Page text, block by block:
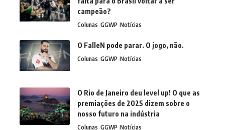
campeão?
Colunas GGWP Notícias
O FalleN pode parar. O jogo, não.
Colunas GGWP Notícias
O Rio de Janeiro deu level up! O que as
premiações de 2025 dizem sobre o
nosso futuro na indústria
Colunas GGWP Notícias